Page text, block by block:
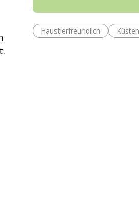
Haustierfreundlich